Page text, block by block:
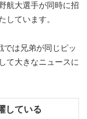
航大選手が同時に招
しています。
では兄弟が同じピッ
て大きなニュースに
している